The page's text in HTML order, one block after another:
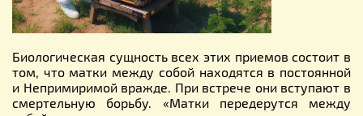
Биологическая сущность всех этих приемов состоит в
том, что матки между собой находятся в постоянной
и Непримиримой вражде. При встрече они вступают в
смертельную борьбу. «Матки передерутся между